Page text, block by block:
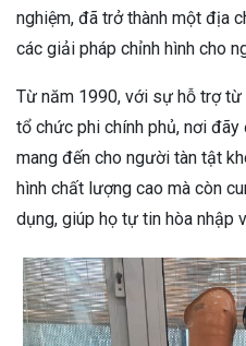
nghiệm, đã trở thành một địa
các giải pháp chỉnh hình cho
Từ năm 1990, với sự hỗ trợ từ
tổ chức phi chính phủ, nơi đãy
mang đến cho người tàn tật
hình chất lượng cao mà còn
dụng, giúp họ tự tin hòa nhập